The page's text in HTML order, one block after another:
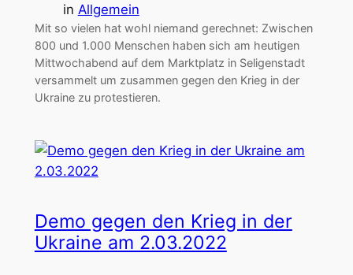
in Allgemein
Mit so vielen hat wohl niemand gerechnet: Zwischen
800 und 1.000 Menschen haben sich am heutigen
Mittwochabend auf dem Marktplatz in Seligenstadt
versammelt um zusammen gegen den Krieg in der
Ukraine zu protestieren.
Demo gegen den Krieg in der
Ukraine am 2.03.2022